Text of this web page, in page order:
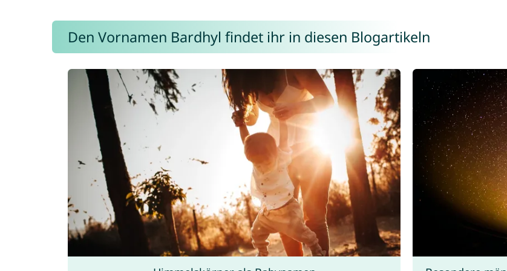
Den Vornamen Bardhyl findet ihr in diesen Blogartikeln